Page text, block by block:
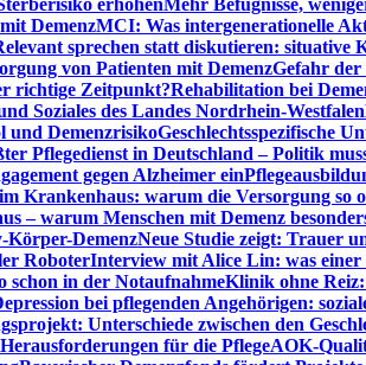
erhöhenMehr Befugnisse,
DemenzMCI: Was intergenerationelle
sprechen statt diskutieren: situative
von Patienten mit DemenzGefahr der
richtige Zeitpunkt?Rehabilitation bei
Soziales des Landes Nordrhein-Westfalen
und DemenzrisikoGeschlechtsspezifische
Pflegedienst in Deutschland – Politik
gegen Alzheimer ein
Krankenhaus: warum die Versorgung so
– warum Menschen mit Demenz
Körper-DemenzNeue Studie zeigt: Trauer
RoboterInterview mit Alice Lin: was
schon in der NotaufnahmeKlinik ohne
bei pflegenden Angehörigen:
Unterschiede zwischen den
für die PflegeAOK-